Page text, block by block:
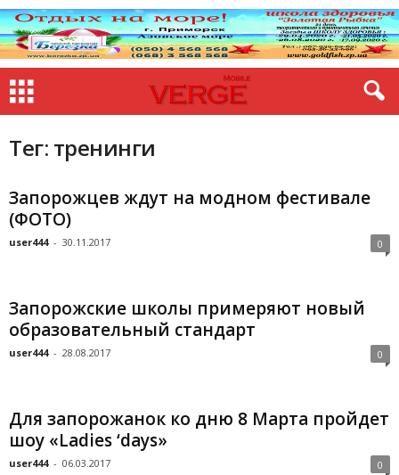
Тег: тренинги
Запорожцев ждут на модном фестивале
(ФОТО)
user444 - 30.11.2017 0
Запорожские школы примеряют новый
образовательный стандарт
user444 - 28.08.2017 0
Для запорожанок ко дню 8 Марта пройдет
шоу «Ladies ‘days»
user444 - 06.03.2017 0